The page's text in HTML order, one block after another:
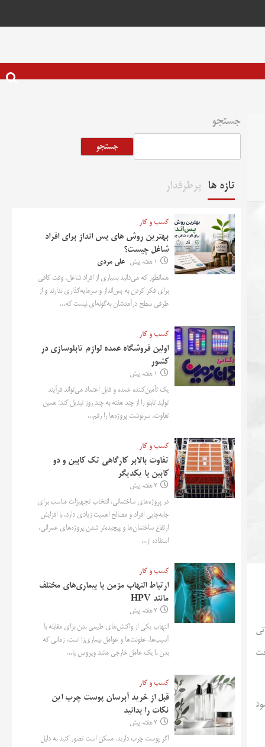
سود
جستجو
جستجو
تازه ها پرطرفدار
کسب و کار
بهترین روش‌ های پس‌ انداز برای افراد
شاغل چیست؟
1 هفته پیش علی مردی
همانطور که می‌دانید بسیاری از افراد شاغل، وقت کافی
برای فکر کردن به پس‌انداز و سرمایه‌گذاری ندارند و از
طرفی سطح درآمدشان به‌گونه‌ای نیست که...
کسب و کار
اولین فروشگاه عمده لوازم تابلوسازی در
کشور
1 هفته پیش
یک تأمین‌کننده عمده و قابل اعتماد می‌تواند فرآیند
تولید تابلو را از چند هفته به چند روز تبدیل کند؛ همین
تفاوت، سرنوشت پروژه‌ها را رقم...
کسب و کار
تفاوت بالابر کارگاهی تک کابین و دو
کابین با یکدیگر
2 هفته پیش
در پروژه‌های ساختمانی، انتخاب تجهیزات مناسب برای
جابه‌جایی افراد و مصالح اهمیت زیادی دارد. با افزایش
ارتفاع ساختمان‌ها و پیچیده‌تر شدن پروژه‌های عمرانی،
استفاده از...
کسب و کار
ارتباط التهاب مزمن با بیماری‌های مختلف
مانند HPV
2 هفته پیش
التهاب یکی از واکنش‌های طبیعی بدن برای مقابله با
آسیب‌ها، عفونت‌ها و عوامل بیماری‌زا است. زمانی که
بدن با یک عامل خارجی مانند ویروس یا...
کسب و کار
قبل از خرید آبرسان پوست چرب این
نکات را بدانید
2 هفته پیش
اگر پوست چرب دارید، ممکن است تصور کنید به دلیل